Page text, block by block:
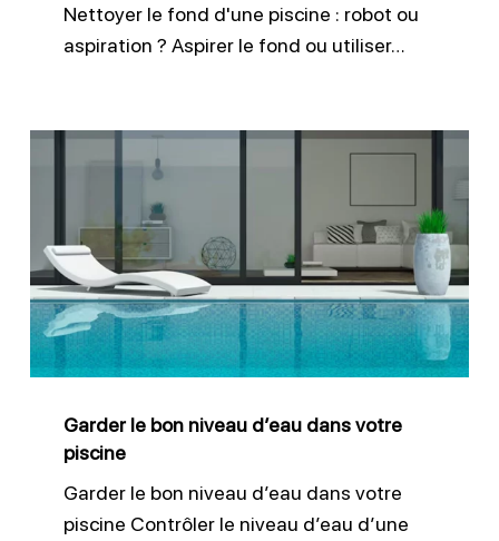
Nettoyer le fond d'une piscine : robot ou
aspiration ? Aspirer le fond ou utiliser…
niveau
d’eau
dans
votre
Garder le bon niveau d’eau dans votre
piscine
Garder le bon niveau d’eau dans votre
piscine Contrôler le niveau d’eau d’une